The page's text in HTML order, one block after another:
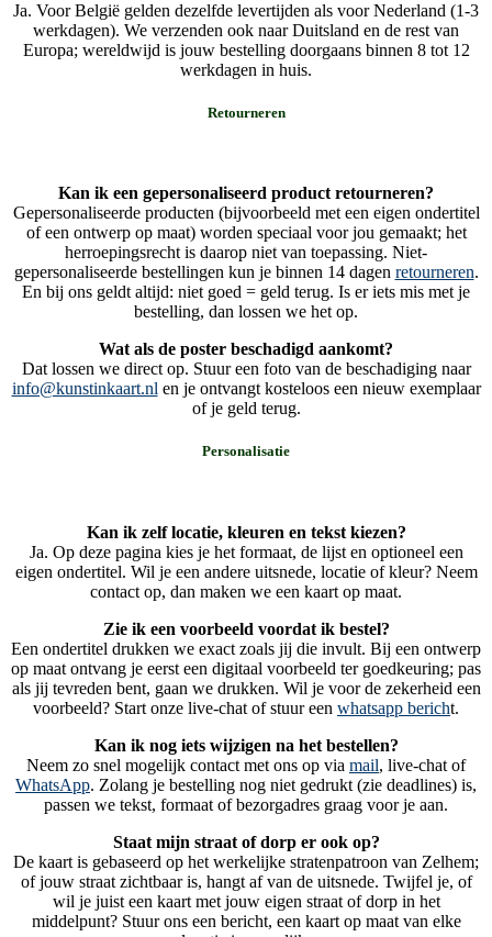
Ja. Voor België gelden dezelfde levertijden als voor Nederland (1-3
werkdagen). We verzenden ook naar Duitsland en de rest van
Europa; wereldwijd is jouw bestelling doorgaans binnen 8 tot 12
werkdagen in huis.
Retourneren
Kan ik een gepersonaliseerd product retourneren?
Gepersonaliseerde producten (bijvoorbeeld met een eigen ondertitel
of een ontwerp op maat) worden speciaal voor jou gemaakt; het
herroepingsrecht is daarop niet van toepassing. Niet-
gepersonaliseerde bestellingen kun je binnen 14 dagen retourneren.
En bij ons geldt altijd: niet goed = geld terug. Is er iets mis met je
bestelling, dan lossen we het op.
Wat als de poster beschadigd aankomt?
Dat lossen we direct op. Stuur een foto van de beschadiging naar
info@kunstinkaart.nl en je ontvangt kosteloos een nieuw exemplaar
of je geld terug.
Personalisatie
Kan ik zelf locatie, kleuren en tekst kiezen?
Ja. Op deze pagina kies je het formaat, de lijst en optioneel een
eigen ondertitel. Wil je een andere uitsnede, locatie of kleur? Neem
contact op, dan maken we een kaart op maat.
Zie ik een voorbeeld voordat ik bestel?
Een ondertitel drukken we exact zoals jij die invult. Bij een ontwerp
op maat ontvang je eerst een digitaal voorbeeld ter goedkeuring; pas
als jij tevreden bent, gaan we drukken. Wil je voor de zekerheid een
voorbeeld? Start onze live-chat of stuur een whatsapp bericht.
Kan ik nog iets wijzigen na het bestellen?
Neem zo snel mogelijk contact met ons op via mail, live-chat of
WhatsApp. Zolang je bestelling nog niet gedrukt (zie deadlines) is,
passen we tekst, formaat of bezorgadres graag voor je aan.
Staat mijn straat of dorp er ook op?
De kaart is gebaseerd op het werkelijke stratenpatroon van Zelhem;
of jouw straat zichtbaar is, hangt af van de uitsnede. Twijfel je, of
wil je juist een kaart met jouw eigen straat of dorp in het
middelpunt? Stuur ons een bericht, een kaart op maat van elke